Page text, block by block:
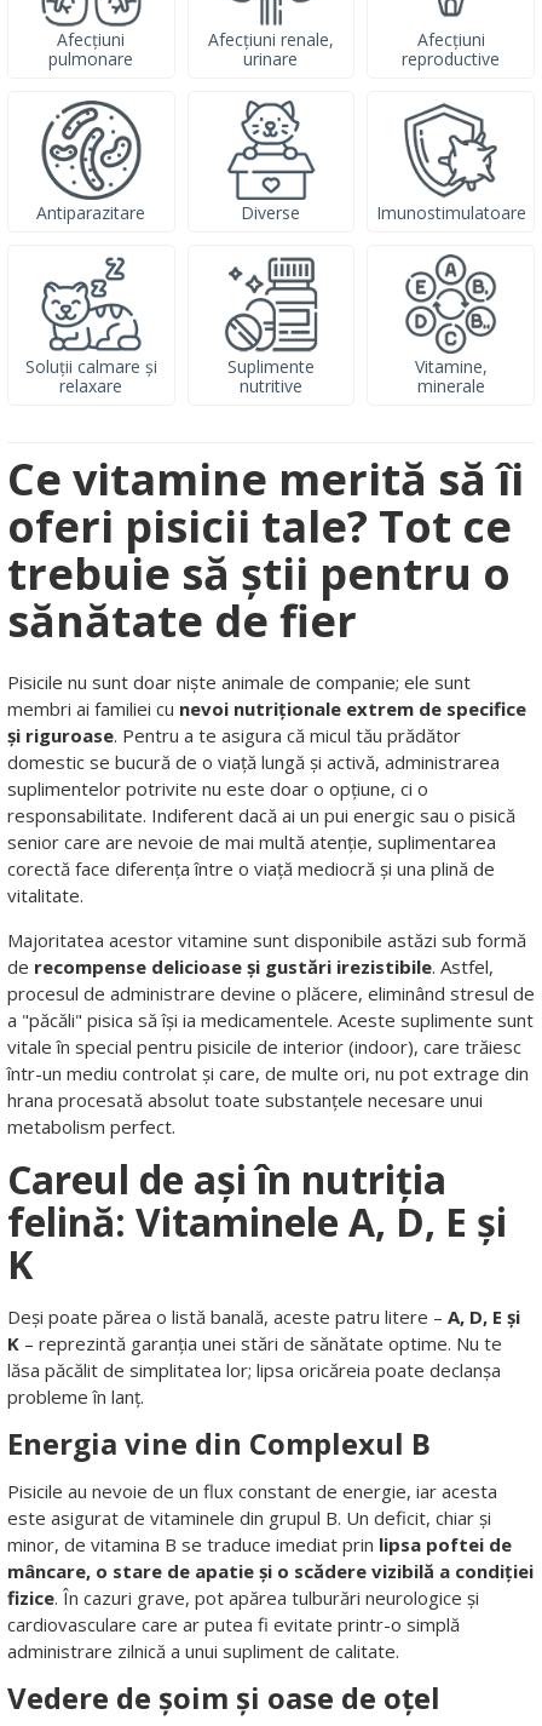
Ce vitamine merită să îi
oferi pisicii tale? Tot ce
trebuie să știi pentru o
sănătate de fier
Pisicile nu sunt doar niște animale de companie; ele sunt
membri ai familiei cu nevoi nutriționale extrem de specifice
și riguroase. Pentru a te asigura că micul tău prădător
domestic se bucură de o viață lungă și activă, administrarea
suplimentelor potrivite nu este doar o opțiune, ci o
responsabilitate. Indiferent dacă ai un pui energic sau o pisică
senior care are nevoie de mai multă atenție, suplimentarea
corectă face diferența între o viață mediocră și una plină de
vitalitate.
Majoritatea acestor vitamine sunt disponibile astăzi sub formă
de recompense delicioase și gustări irezistibile. Astfel,
procesul de administrare devine o plăcere, eliminând stresul de
a "păcăli" pisica să își ia medicamentele. Aceste suplimente sunt
vitale în special pentru pisicile de interior (indoor), care trăiesc
într-un mediu controlat și care, de multe ori, nu pot extrage din
hrana procesată absolut toate substanțele necesare unui
metabolism perfect.
Careul de ași în nutriția
felină: Vitaminele A, D, E și
K
Deși poate părea o listă banală, aceste patru litere – A, D, E și
K – reprezintă garanția unei stări de sănătate optime. Nu te
lăsa păcălit de simplitatea lor; lipsa oricăreia poate declanșa
probleme în lanț.
Energia vine din Complexul B
Pisicile au nevoie de un flux constant de energie, iar acesta
este asigurat de vitaminele din grupul B. Un deficit, chiar și
minor, de vitamina B se traduce imediat prin lipsa poftei de
mâncare, o stare de apatie și o scădere vizibilă a condiției
fizice. În cazuri grave, pot apărea tulburări neurologice și
cardiovasculare care ar putea fi evitate printr-o simplă
administrare zilnică a unui supliment de calitate.
Vedere de șoim și oase de oțel
Afecțiuni
pulmonare
Afecțiuni renale,
urinare
Afecțiuni
reproductive
Antiparazitare Diverse Imunostimulatoare
Soluții calmare și
relaxare
Suplimente
nutritive
Vitamine,
minerale